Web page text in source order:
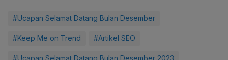
#Ucapan Selamat Datang Bulan Desember
#Keep Me on Trend #Artikel SEO